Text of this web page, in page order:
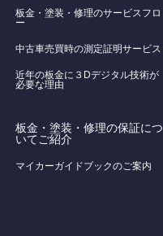
板金・塗装・修理のサービスフロ
ー
中古車売買時の測定証明サービス
近年の板金に３Dデジタル技術が
必要な理由
板金・塗装・修理の保証につ
いてご紹介
マイカーガイドブックのご案内